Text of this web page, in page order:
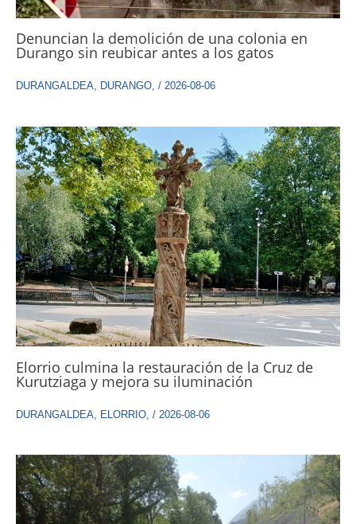
Denuncian la demolición de una colonia en
Durango sin reubicar antes a los gatos
DURANGALDEA, DURANGO, / 2026-08-06
Elorrio culmina la restauración de la Cruz de
Kurutziaga y mejora su iluminación
DURANGALDEA ELORRIO / 2026-08-06